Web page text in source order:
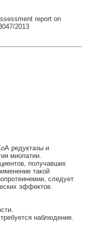
report on
2013
редуктазы и
миопатии.
получавших
такой
следует
эффектов.
наблюдение.